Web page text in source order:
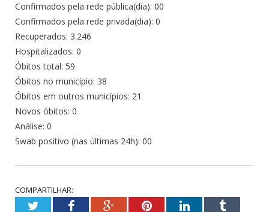
Confirmados pela rede pública(dia): 00
Confirmados pela rede privada(dia): 0
Recuperados: 3.246
Hospitalizados: 0
Óbitos total: 59
Óbitos no município: 38
Óbitos em outros municípios: 21
Novos óbitos: 0
Análise: 0
Swab positivo (nas últimas 24h): 00
COMPARTILHAR:
TwitterFacebookGoogle+Pinterest
LinkedIn